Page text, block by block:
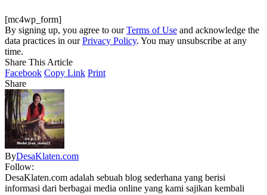
[mc4wp_form]
By signing up, you agree to ourTerms of Use and acknowledge the
data practices in ourPrivacy Policy. You may unsubscribe at any
time.
Share This Article
Facebook Copy Link Print
Share
ByDesaKlaten.com
Follow:
DesaKlaten.com adalah sebuah blog sederhana yang berisi
informasi dari berbagai media online yang kami sajikan kembali